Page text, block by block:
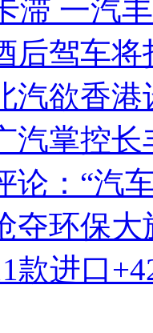
滞 一汽
后驾车将
汽欲香港
汽掌控
论：“汽
夺环保大
款进口